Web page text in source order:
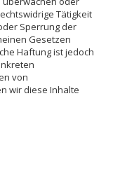
Tätigkeit
Sperrung der
Gesetzen
Haftung ist jedoch
von
wir diese Inhalte